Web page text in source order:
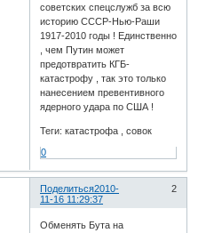
советских спецслужб за всю
историю СССР-Нью-Раши
1917-2010 годы ! Единственно
, чем Путин может
предотвратить КГБ-
катастрофу , так это только
нанесением превентивного
ядерного удара по США !
Теги: катастрофа , совок
0
Поделиться 2
2010-
11-16 11:29:37
Обменять Бута на